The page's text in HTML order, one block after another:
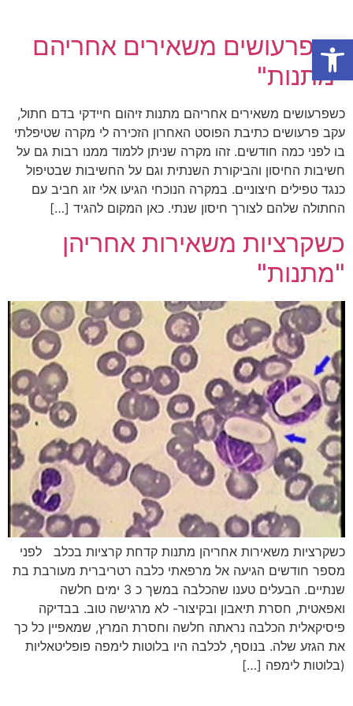
פתח סרגל נגישות
כשפרעושים משאירים אחריהם
"מתנות"
כשפרעושים משאירים אחריהם מתנות זיהום חיידקי בדם חתול,
עקב פרעושים כתיבת הפוסט האחרון הזכירה לי מקרה שטיפלתי
בו לפני כמה חודשים. זהו מקרה שניתן ללמוד ממנו רבות גם על
חשיבות החיסון והביקורת השנתית וגם על החשיבות שבטיפול
כנגד טפילים חיצוניים. במקרה הנוכחי הגיעו אלי זוג חביב עם
החתולה שלהם לצורך חיסון שנתי. כאן המקום להגיד […]
כשקרציות משאירות אחריהן
"מתנות"
כשקרציות משאירות אחריהן מתנות קדחת קרציות בכלב לפני
מספר חודשים הגיעה אל מרפאתי כלבה רטריברית מעורבת בת
שנתיים. הבעלים טענו שהכלבה במשך כ 3 ימים חלשה
ואפאטית, חסרת תיאבון ובקיצור- לא מרגישה טוב. בבדיקה
פיסיקאלית הכלבה נראתה חלשה וחסרת המרץ, שמאפיין כל כך
את הגזע שלה. בנוסף, לכלבה היו בלוטות לימפה פופליטאליות
(בלוטות לימפה […]